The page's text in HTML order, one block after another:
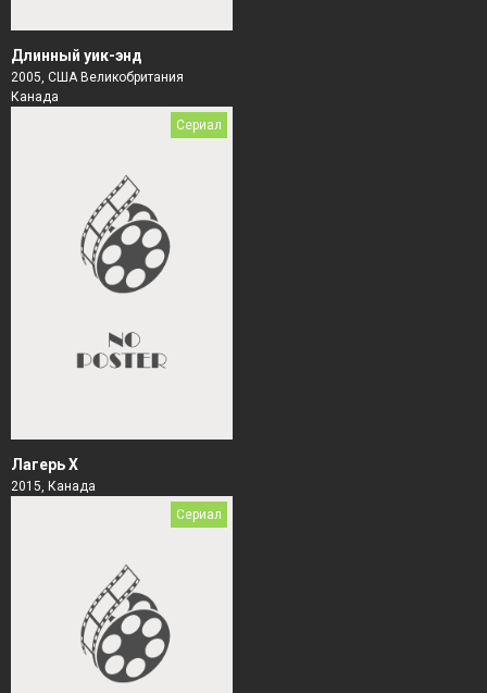
Длинный уик-энд
2005, США Великобритания
Канада
Сериал
Лагерь Х
2015, Канада
Сериал